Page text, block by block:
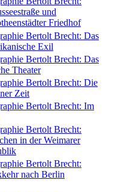
und
Friedhof
Bertolt Brecht: Das
Exil
Bertolt Brecht: Das
Theater
Bertolt Brecht: Die
Zeit
Bertolt Brecht: Im
Bertolt Brecht:
in der Weimarer
Bertolt Brecht:
nach Berlin